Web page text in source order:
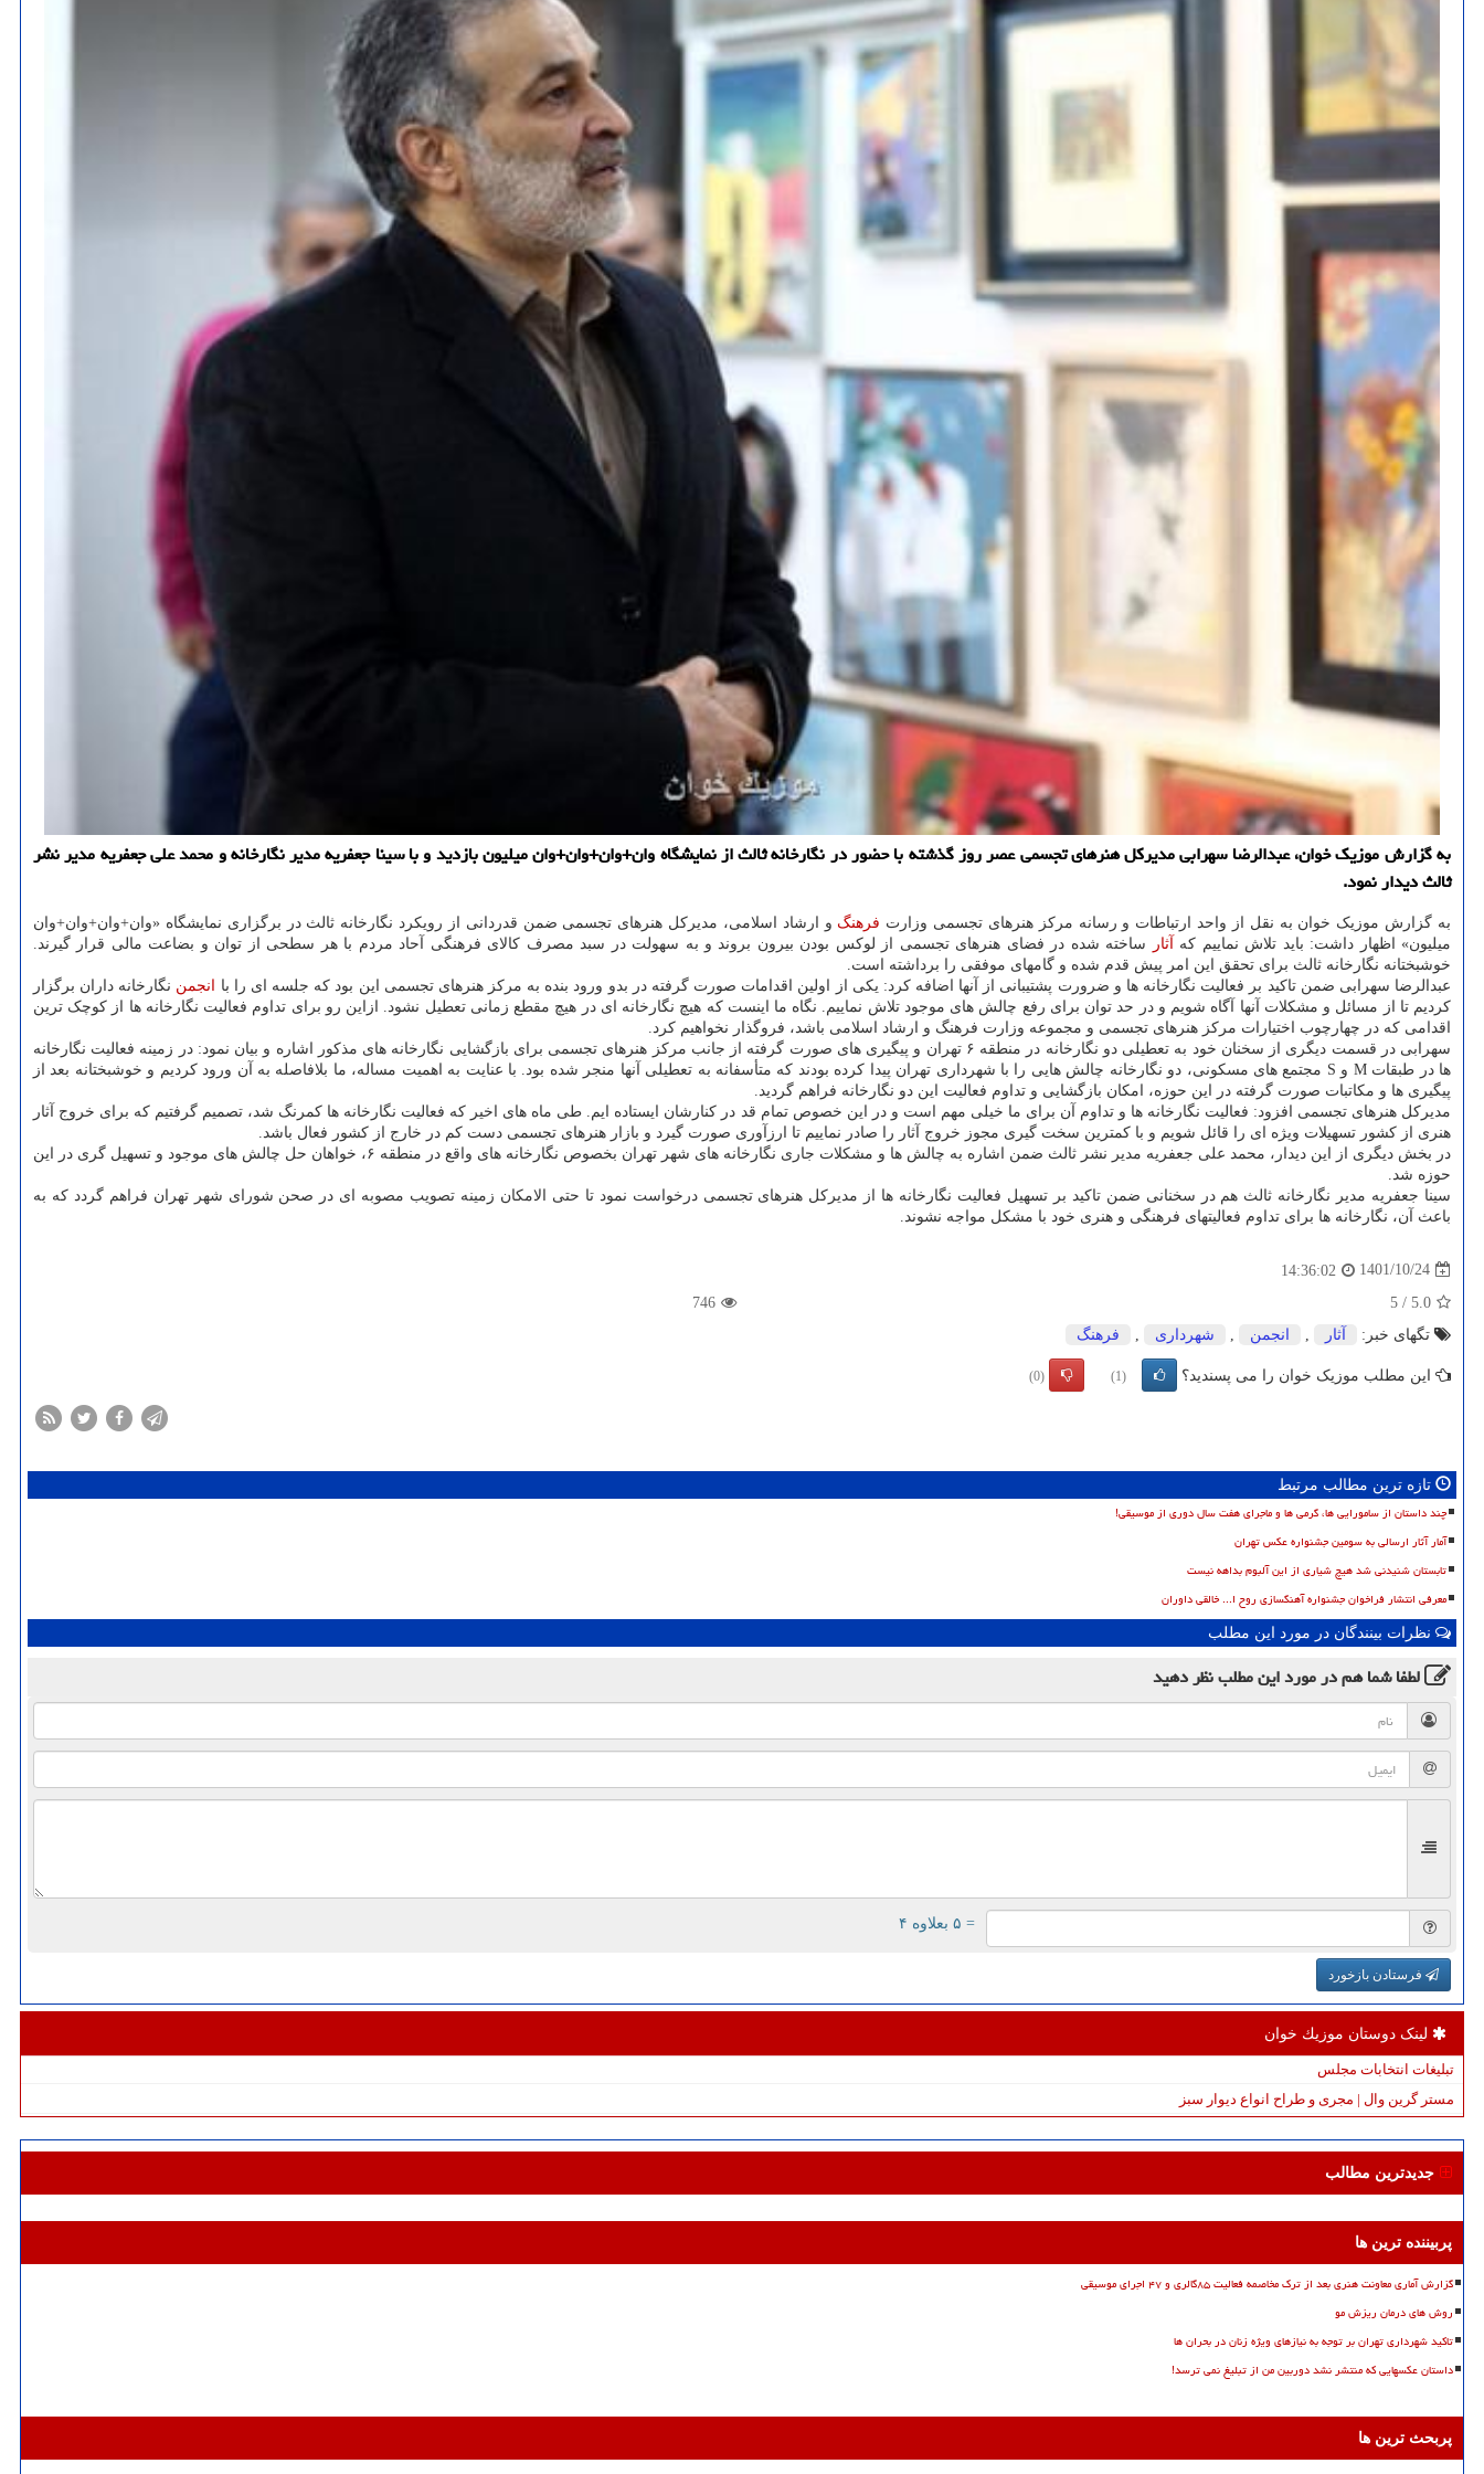
به گزارش موزیک خوان، عبدالرضا سهرابی مدیرکل هنرهای تجسمی عصر روز گذشته با حضور در نگارخانه ثالث از نمایشگاه وان+وان+وان+وان میلیون بازدید و با سینا جعفریه مدیر نگارخانه و محمد علی جعفریه مدیر نشر
ثالث دیدار نمود.
به گزارش موزیک خوان به نقل از واحد ارتباطات و رسانه مرکز هنرهای تجسمی وزارت فرهنگ و ارشاد اسلامی، مدیرکل هنرهای تجسمی ضمن قدردانی از رویکرد نگارخانه ثالث در برگزاری نمایشگاه «وان+وان+وان+وان
میلیون» اظهار داشت: باید تلاش نماییم که
آثار
ساخته شده در فضای هنرهای تجسمی از لوکس بودن بیرون بروند و به سهولت در سبد مصرف کالای فرهنگی آحاد مردم با هر سطحی از توان و بضاعت مالی قرار گیرند.
خوشبختانه نگارخانه ثالث برای تحقق این امر پیش قدم شده و گامهای موفقی را برداشته است.
عبدالرضا سهرابی ضمن تاکید بر فعالیت نگارخانه ها و ضرورت پشتیبانی از آنها اضافه کرد: یکی از اولین اقدامات صورت گرفته در بدو ورود بنده به مرکز هنرهای تجسمی این بود که جلسه ای را با
انجمن نگارخانه داران برگزار
کردیم تا از مسائل و مشکلات آنها آگاه شویم و در حد توان برای رفع چالش های موجود تلاش نماییم. نگاه ما اینست که هیچ نگارخانه ای در هیچ مقطع زمانی تعطیل نشود. ازاین رو برای تداوم فعالیت نگارخانه ها از کوچک ترین
اقدامی که در چهارچوب اختیارات مرکز هنرهای تجسمی و مجموعه وزارت فرهنگ و ارشاد اسلامی باشد، فروگذار نخواهیم کرد.
سهرابی در قسمت دیگری از سخنان خود به تعطیلی دو نگارخانه در منطقه ۶ تهران و پیگیری های صورت گرفته از جانب مرکز هنرهای تجسمی برای بازگشایی نگارخانه های مذکور اشاره و بیان نمود: در زمینه فعالیت نگارخانه
ها در طبقات M و S مجتمع های مسکونی، دو نگارخانه چالش هایی را با شهرداری تهران پیدا کرده بودند که متأسفانه به تعطیلی آنها منجر شده بود. با عنایت به اهمیت مساله، ما بلافاصله به آن ورود کردیم و خوشبختانه بعد از
پیگیری ها و مکاتبات صورت گرفته در این حوزه، امکان بازگشایی و تداوم فعالیت این دو نگارخانه فراهم گردید.
مدیرکل هنرهای تجسمی افزود: فعالیت نگارخانه ها و تداوم آن برای ما خیلی مهم است و در این خصوص تمام قد در کنارشان ایستاده ایم. طی ماه های اخیر که فعالیت نگارخانه ها کمرنگ شد، تصمیم گرفتیم که برای خروج آثار
هنری از کشور تسهیلات ویژه ای را قائل شویم و با کمترین سخت گیری مجوز خروج آثار را صادر نماییم تا ارزآوری صورت گیرد و بازار هنرهای تجسمی دست کم در خارج از کشور فعال باشد.
در بخش دیگری از این دیدار، محمد علی جعفریه مدیر نشر ثالث ضمن اشاره به چالش ها و مشکلات جاری نگارخانه های شهر تهران بخصوص نگارخانه های واقع در منطقه ۶، خواهان حل چالش های موجود و تسهیل گری در این
حوزه شد.
سینا جعفریه مدیر نگارخانه ثالث هم در سخنانی ضمن تاکید بر تسهیل فعالیت نگارخانه ها از مدیرکل هنرهای تجسمی درخواست نمود تا حتی الامکان زمینه تصویب مصوبه ای در صحن شورای شهر تهران فراهم گردد که به
باعث آن، نگارخانه ها برای تداوم فعالیتهای فرهنگی و هنری خود با مشکل مواجه نشوند.
1401/10/24
14:36:02
5.0
/
5
746
تگهای خبر:
آثار , انجمن , شهرداری , فرهنگ
این مطلب موزیک خوان را می پسندید؟ (1)
(0)
تازه ترین مطالب مرتبط
چند داستان از سامورایی ها، گرمی ها و ماجرای هفت سال دوری از موسیقی!
آمار آثار ارسالی به سومین جشنواره عکس تهران
تابستان شنیدنی شد هیچ شیاری از این آلبوم بداهه نیست
معرفی انتشار فراخوان جشنواره آهنگسازی روح ا... خالقی داوران
نظرات بینندگان در مورد این مطلب
لطفا شما همدر مورد این مطلبنظر دهید
= ۵ بعلاوه ۴
فرستادن بازخورد
لینک دوستان موزیك خوان
تبلیغات انتخابات مجلس
مستر گرین وال | مجری و طراح انواع دیوار سبز
جدیدترین مطالب
پربیننده ترین ها
گزارش آماری معاونت هنری بعد از ترک مخاصمه فعالیت ۸۵گالری و ۴۷ اجرای موسیقی
روش های درمان ریزش مو
تاکید شهرداری تهران بر توجه به نیازهای ویژه زنان در بحران ها
داستان عکسهایی که منتشر نشد دوربین من از تبلیغ نمی ترسد!
پربحث ترین ها